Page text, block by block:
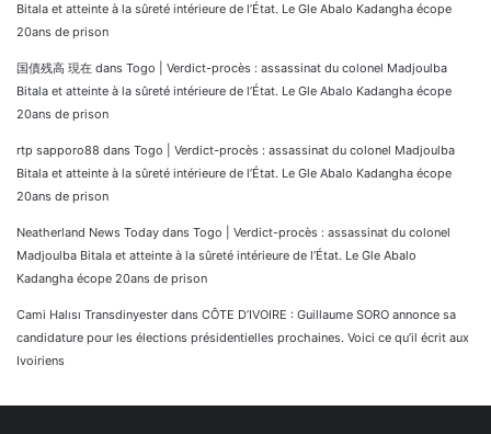
Bitala et atteinte à la sûreté intérieure de l’État. Le Gle Abalo Kadangha écope
20ans de prison
国債残高 現在 dans Togo | Verdict-procès : assassinat du colonel Madjoulba
Bitala et atteinte à la sûreté intérieure de l’État. Le Gle Abalo Kadangha écope
20ans de prison
rtp sapporo88 dans Togo | Verdict-procès : assassinat du colonel Madjoulba
Bitala et atteinte à la sûreté intérieure de l’État. Le Gle Abalo Kadangha écope
20ans de prison
Neatherland News Today dans Togo | Verdict-procès : assassinat du colonel
Madjoulba Bitala et atteinte à la sûreté intérieure de l’État. Le Gle Abalo
Kadangha écope 20ans de prison
Cami Halısı Transdinyester dans CÔTE D’IVOIRE : Guillaume SORO annonce sa
candidature pour les élections présidentielles prochaines. Voici ce qu’il écrit aux
Ivoiriens